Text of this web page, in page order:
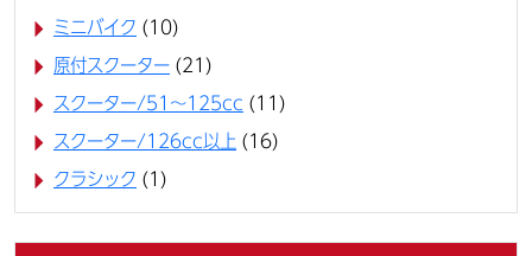
ミニバイク (10)
原付スクーター (21)
スクーター/51～125cc (11)
スクーター/126cc以上 (16)
クラシック (1)